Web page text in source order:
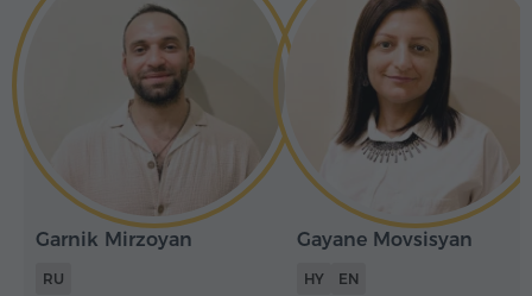
Garnik Mirzoyan
RU
Gayane Movsisyan
HY EN